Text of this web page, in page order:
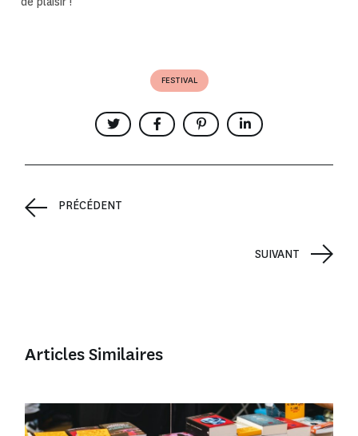
FESTIVAL
PRÉCÉDENT
SUIVANT
Articles Similaires